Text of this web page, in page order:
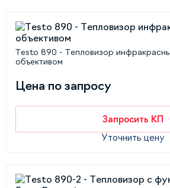
Testo 890 - Тепловизор
объективом
Цена по запросу
Запросить КП
Уточнить цену